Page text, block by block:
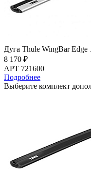
Дуга Thule WingBar Edge
8 170 ₽
АРТ 721600
Подробнее
Выберите комплект